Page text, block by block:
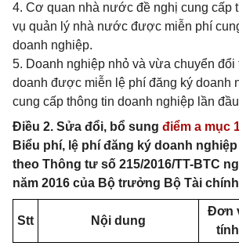
4. Cơ quan nhà nước đề nghị cung cấp
vụ quản lý nhà nước được miễn phí
doanh nghiệp.
5. Doanh nghiệp nhỏ và vừa chuyển đổi
doanh được miễn lệ phí đăng ký doanh
cung cấp thông tin doanh nghiệp lần
Điều 2. Sửa đổi, bổ sung điểm a mục
Biểu phí, lệ phí đăng ký doanh
theo Thông tư số 215/2016/TT-BTC
năm 2016 của Bộ trưởng Bộ Tài
Stt Nội dung
Đơn
tính